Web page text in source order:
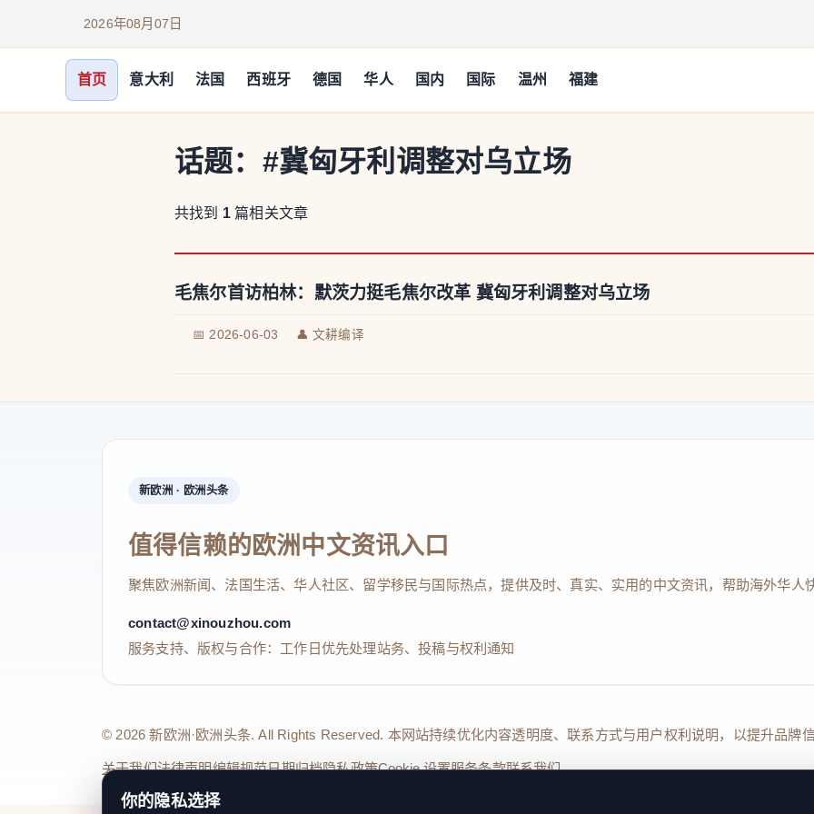
2026年08月07日
首页 意大利 法国 西班牙 德国 华人 国内 国际 温州 福建
话题： #冀匈牙利调整对乌立场
共找到 1 篇相关文章
毛焦尔首访柏林：默茨力挺毛焦尔改革 冀匈牙利调整对乌立场
📅 2026-06-03 👤 文耕编译
新欧洲 · 欧洲头条
值得信赖的欧洲中文资讯入口
聚焦欧洲新闻、法国生活、华人社区、留学移民与国际热点，提供及时、真实、实用的中文资讯，帮助海外华人
contact@xinouzhou.com
服务支持、版权与合作：工作日优先处理站务、投稿与权利通知
© 2026 新欧洲·欧洲头条. All Rights Reserved. 本网站持续优化内容透明度、联系方式与用户权利说明，以提升品牌
关于我们法律声明编辑规范日期归档隐私政策Cookie 设置服务条款联系我们
你的隐私选择